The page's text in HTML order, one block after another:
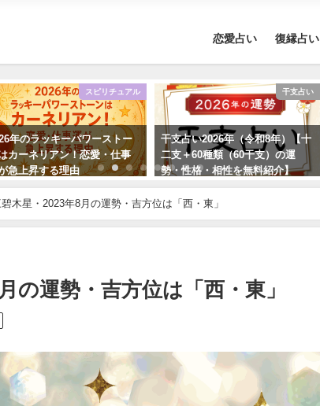
恋愛占い 復縁占い
スピリチュアル
年のラッキーパワーストー
カーネリアン！恋愛・仕事
急上昇する理由
干支占い
干支占い2026年（令和8年）【十
二支＋60種類（60干支）の運
勢・性格・相性を無料紹介】
碧木星・2023年8月の運勢・吉方位は「西・東」
の運勢・吉方位は「西・東」